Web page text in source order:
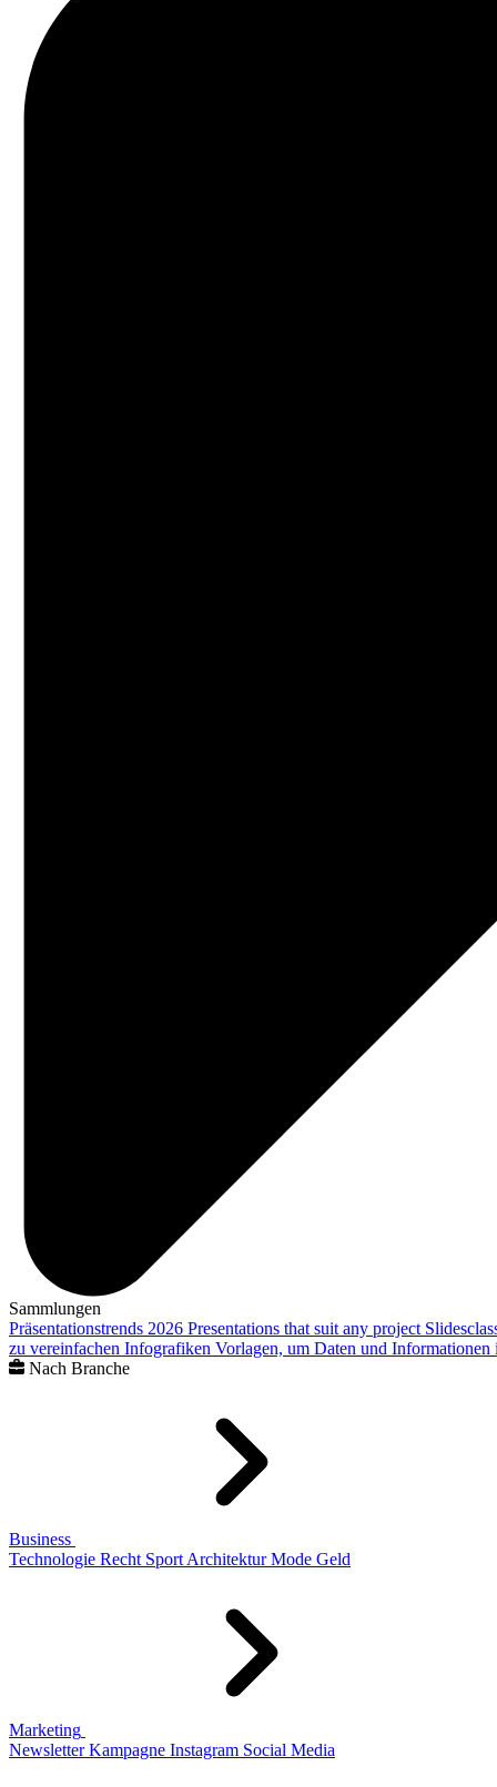
Sammlungen
Präsentationstrends 2026 Presentations that suit any project
zu vereinfachen Infografiken Vorlagen, um Daten und
Nach Branche
Business
Technologie Recht Sport Architektur Mode Geld
Marketing
Newsletter Kampagne Instagram Social Media